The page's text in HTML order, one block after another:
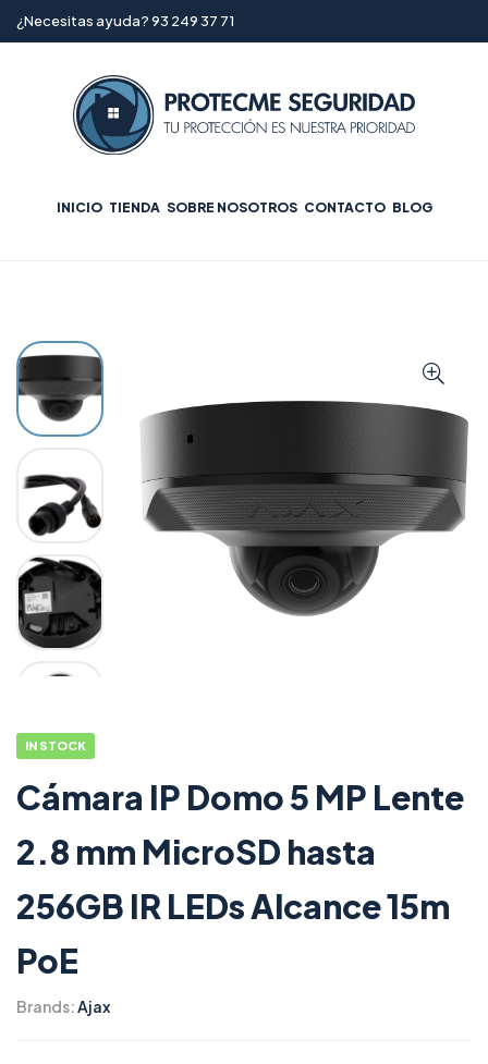
¿Necesitas ayuda? 93 249 37 71
INICIO TIENDA SOBRE NOSOTROS CONTACTO BLOG
IN STOCK
Cámara IP Domo 5 MP Lente
2.8 mm MicroSD hasta
256GB IR LEDs Alcance 15m
PoE
Brands:Ajax